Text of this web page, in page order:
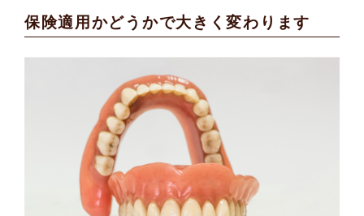
保険適用かどうかで大きく変わります